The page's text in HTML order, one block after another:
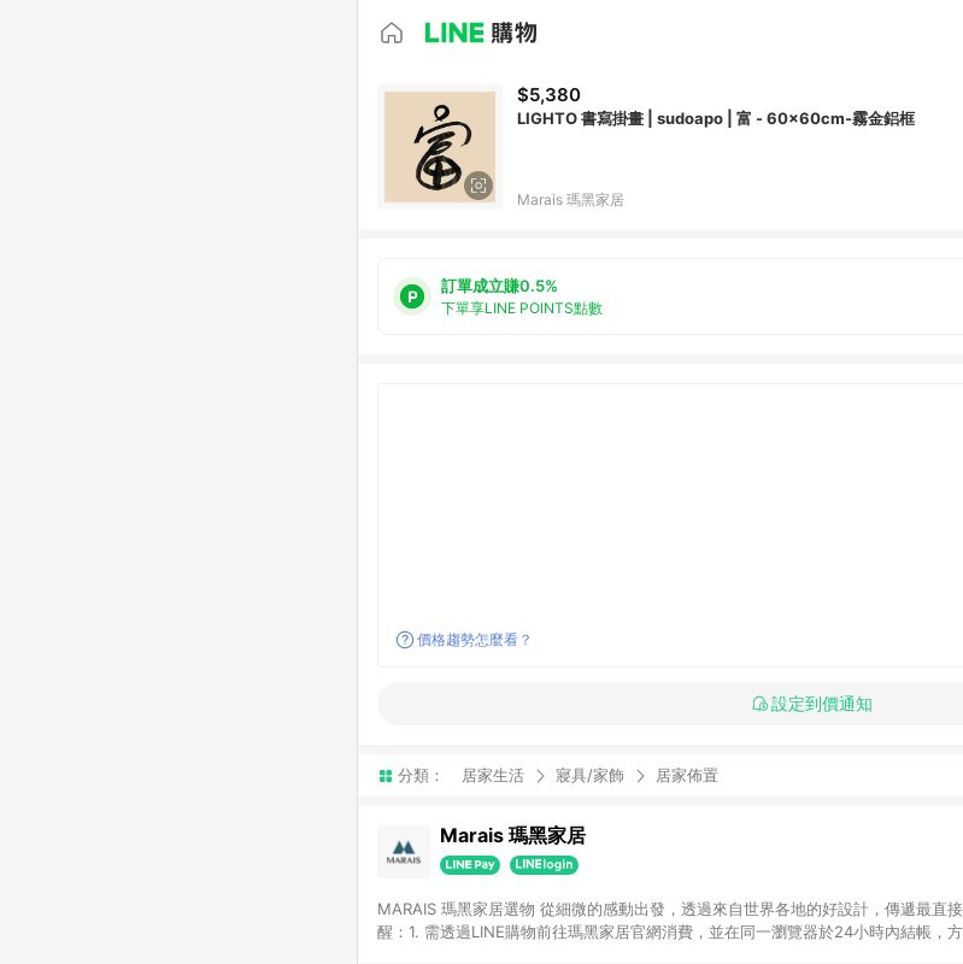
$5,380
LIGHTO 書寫掛畫 | sudoapo | 富 - 60x60cm-霧金鋁框
Marais 瑪黑家居
訂單成立賺0.5%
下單享LINE POINTS點數
價格趨勢怎麼看？
設定到價通知
分類： 居家生活 寢具/家飾 居家佈置
Marais 瑪黑家居
MARAIS 瑪黑家居選物 從細微的感動出發，透過來自世界各地的好設計，傳遞最直
醒：1. 需透過LINE購物前往瑪黑家居官網消費，並在同一瀏覽器於24小時內結帳，